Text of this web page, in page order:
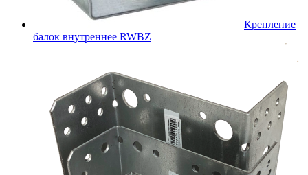
Крепление
балок внутреннее RWBZ